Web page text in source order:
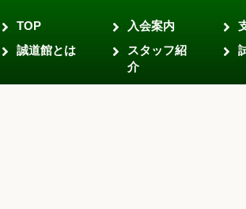
TOP
誠道館とは
入会案内
スタッフ紹
介